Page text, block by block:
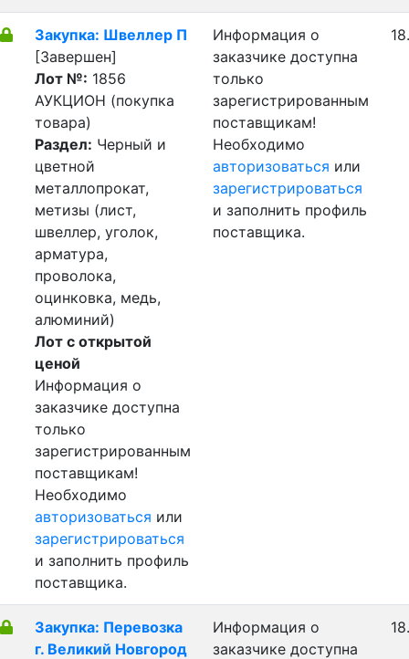
Закупка: Швеллер П
[Завершен]
Лот №: 1856
АУКЦИОН (покупка
товара)
Раздел: Черный и
цветной
металлопрокат,
метизы (лист,
швеллер, уголок,
арматура,
проволока,
оцинковка, медь,
алюминий)
Лот с открытой
ценой
Информация о
заказчике доступна
только
зарегистрированным
поставщикам!
Необходимо
авторизоваться или
зарегистрироваться
и заполнить профиль
поставщика.
Информация о
заказчике доступна
только
зарегистрированным
поставщикам!
Необходимо
авторизоваться или
зарегистрироваться
и заполнить профиль
поставщика.
Закупка: Перевозка
г. Великий Новгород
Информация о
заказчике доступна